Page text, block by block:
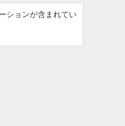
ションが含まれてい